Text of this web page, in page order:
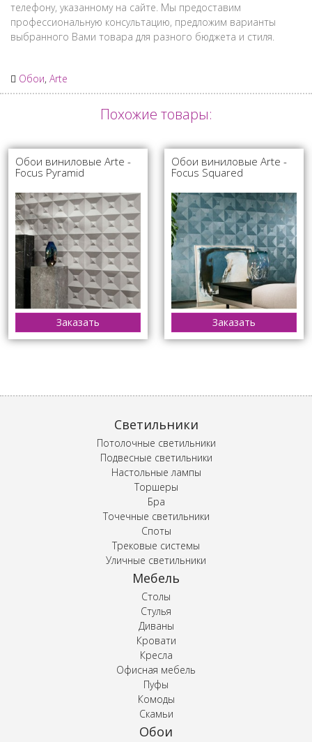
телефону, указанному на сайте. Мы предоставим
профессиональную консультацию, предложим варианты
выбранного Вами товара для разного бюджета и стиля.
Обои, Arte
Похожие товары:
Обои виниловые Arte -
Focus Pyramid
Заказать
Обои виниловые Arte -
Focus Squared
Заказать
Светильники
Потолочные светильники
Подвесные светильники
Настольные лампы
Торшеры
Бра
Точечные светильники
Споты
Трековые системы
Уличные светильники
Мебель
Столы
Стулья
Диваны
Кровати
Кресла
Офисная мебель
Пуфы
Комоды
Скамьи
Обои